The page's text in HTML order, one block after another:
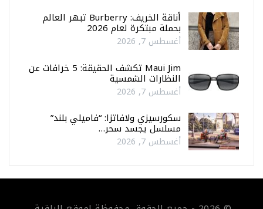
أناقة الخريف: Burberry تبهر العالم
بحملة مبتكرة لعام 2026
أغسطس 7, 2026
Maui Jim تكشف الحقيقة: 5 خرافات عن
النظارات الشمسية
أغسطس 7, 2026
سكورسيزي ولافاتزا: “فاميلي بلند”
مسلسل يجسد سحر…
أغسطس 7, 2026